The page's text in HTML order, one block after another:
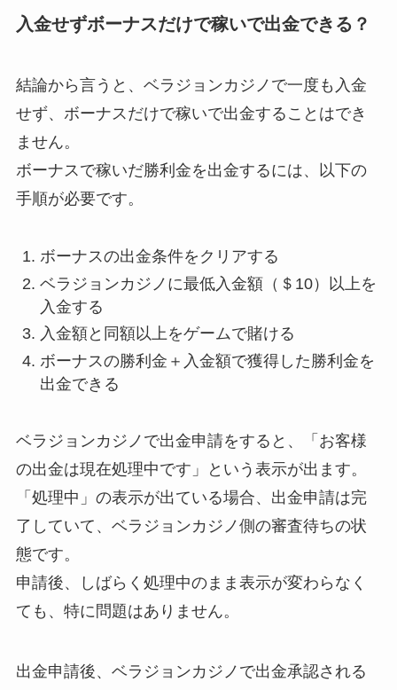
入金せずボーナスだけで稼いで出金できる？
結論から言うと、ベラジョンカジノで一度も入金
せず、ボーナスだけで稼いで出金することはでき
ません。
ボーナスで稼いだ勝利金を出金するには、以下の
手順が必要です。
ボーナスの出金条件をクリアする
ベラジョンカジノに最低入金額（＄10）以上を
入金する
入金額と同額以上をゲームで賭ける
ボーナスの勝利金＋入金額で獲得した勝利金を
出金できる
ベラジョンカジノで出金申請をすると、「お客様
の出金は現在処理中です」という表示が出ます。
「処理中」の表示が出ている場合、出金申請は完
了していて、ベラジョンカジノ側の審査待ちの状
態です。
申請後、しばらく処理中のまま表示が変わらなく
ても、特に問題はありません。
出金申請後、ベラジョンカジノで出金承認される